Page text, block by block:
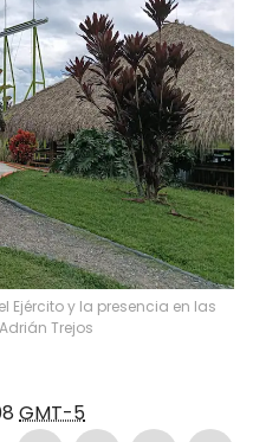
y la presencia en las
Trejos
GMT-5